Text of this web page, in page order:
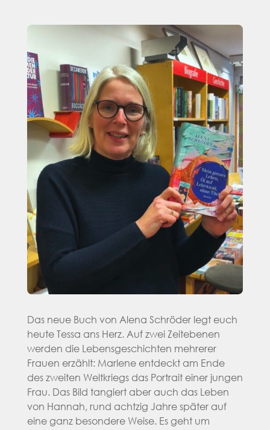
Das neue Buch von Alena Schröder legt euch
heute Tessa ans Herz. Auf zwei Zeitebenen
werden die Lebensgeschichten mehrerer
Frauen erzählt: Marlene entdeckt am Ende
des zweiten Weltkriegs das Portrait einer jungen
Frau. Das Bild tangiert aber auch das Leben
von Hannah, rund achtzig Jahre später auf
eine ganz besondere Weise. Es geht um